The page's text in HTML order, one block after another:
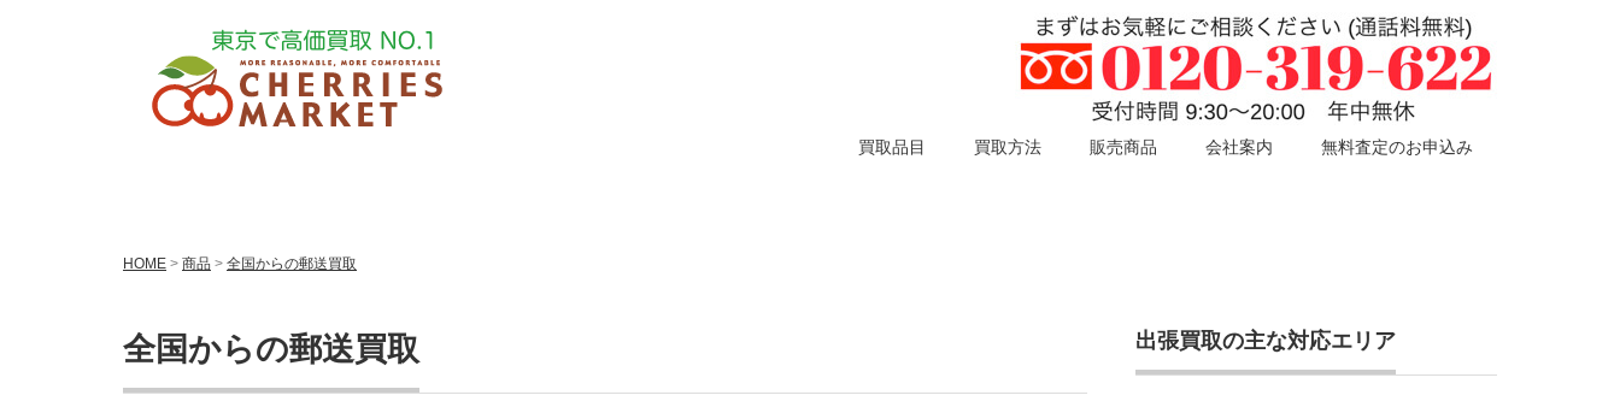
買取品目 買取方法 販売商品 会社案内 無料査定のお申込み
HOME > 商品 > 全国からの郵送買取
全国からの郵送買取 出張買取の主な対応エリア